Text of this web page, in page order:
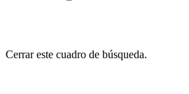
Cerrar este cuadro de búsqueda.